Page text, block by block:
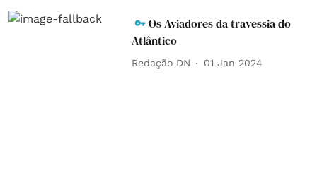
Os Aviadores da travessia do
Atlântico
Redação DN 01 Jan 2024